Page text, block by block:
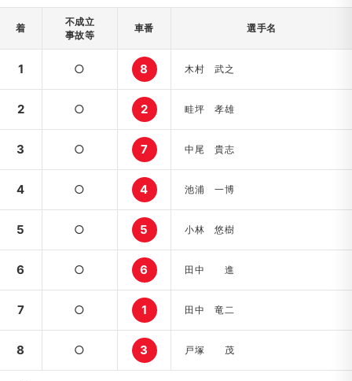
着
不成立
事故等
車番 選手名
1 ○ 8 木村 武之
2 ○ 2 畦坪 孝雄
3 ○ 7 中尾 貴志
4 ○ 4 池浦 一博
5 ○ 5 小林 悠樹
6 ○ 6 田中 進
7 ○ 1 田中 竜二
8 ○ 3 戸塚 茂